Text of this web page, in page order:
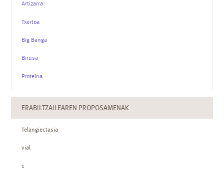
Artizarra
Txertoa
Big Banga
Birusa
Proteina
ERABILTZAILEAREN PROPOSAMENAK
Telangiectasia
vial
1